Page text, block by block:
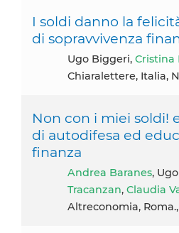
I soldi danno la
di sopravvivenza
Ugo Biggeri, Cristina
Chiaralettere, Italia,
Non con i miei soldi!
di autodifesa ed
finanza
Andrea Baranes,
Tracanzan, Claudia
Altreconomia,